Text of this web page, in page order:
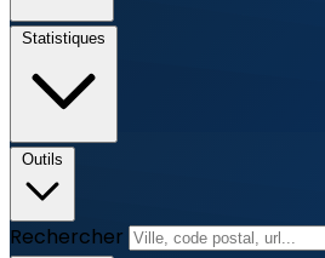
Statistiques
Outils
Rechercher